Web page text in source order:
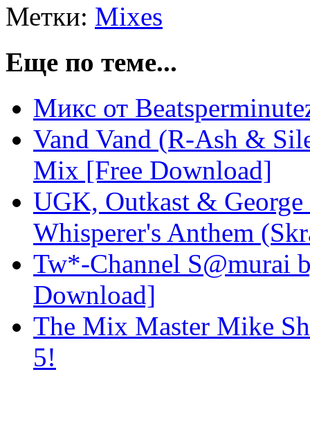
Метки: Mixes
Еще по теме...
Микс от
Vand Vand (R-Ash &
Mix [Free Download]
UGK, Outkast &
Whisperer's Anthem
Tw*-Channel S@murai
Download]
The Mix Master Mike
5!